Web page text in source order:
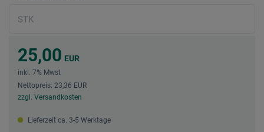
25,00 EUR
inkl. 7% Mwst
Nettopreis: 23,36 EUR
zzgl. Versandkosten
Lieferzeit ca. 3-5 Werktage